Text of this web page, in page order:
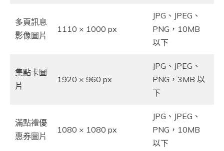
多頁訊息
影像圖片
1110 × 1000 px
JPG、JPEG、
PNG，10MB
以下
集點卡圖
片
1920 × 960 px
JPG、JPEG、
PNG，3MB 以
下
滿點禮優
惠券圖片
1080 × 1080 px
JPG、JPEG、
PNG，10MB
以下